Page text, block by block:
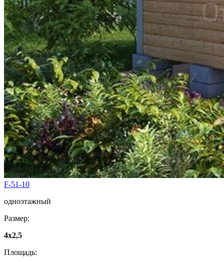
F-51-10
одноэтажный
Размер:
4x2,5
Площадь: